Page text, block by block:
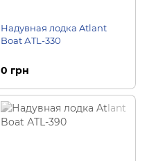
Надувная лодка Atlant
Boat АTL-330
0 грн